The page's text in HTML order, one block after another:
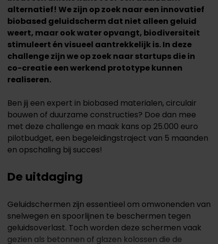
alternatief! We zijn op zoek naar een innovatief
biobased geluidscherm dat niet alleen geluid
weert, maar ook water opvangt, biodiversiteit
stimuleert én visueel aantrekkelijk is. In deze
challenge zijn we op zoek naar startups die in
co-creatie een werkend prototype kunnen
realiseren.
Ben jij een expert in biobased materialen, circulair
bouwen of duurzame constructies? Doe dan mee
met deze challenge en maak kans op 25.000 euro
pilotbudget, een begeleidingstraject van 5 maanden
en opschaling bij succes!
De uitdaging
Geluidschermen zijn essentieel om omwonenden van
snelwegen en spoorlijnen te beschermen tegen
geluidsoverlast. Toch worden deze schermen vaak
gezien als betonnen of glazen kolossen die de